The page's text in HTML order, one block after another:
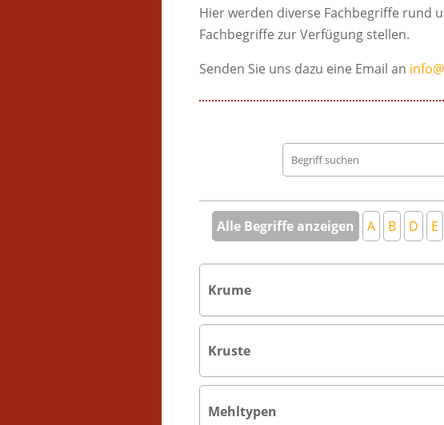
Hier werden diverse Fachbegriffe rund
Fachbegriffe zur Verfügung stellen.
Senden Sie uns dazu eine Email an
Begriff
suchen
Alle Begriffe anzeigen A B D E
Krume
Kruste
Mehltypen